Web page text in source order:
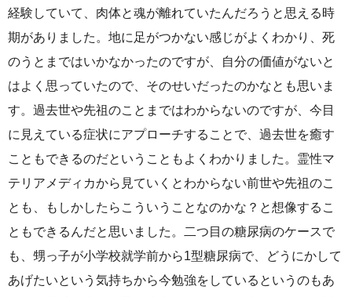
経験していて、肉体と魂が離れていたんだろうと思える時
期がありました。地に足がつかない感じがよくわかり、死
のうとまではいかなかったのですが、自分の価値がないと
はよく思っていたので、そのせいだったのかなとも思いま
す。過去世や先祖のことまではわからないのですが、今目
に見えている症状にアプローチすることで、過去世を癒す
こともできるのだということもよくわかりました。霊性マ
テリアメディカから見ていくとわからない前世や先祖のこ
とも、もしかしたらこういうことなのかな？と想像するこ
ともできるんだと思いました。二つ目の糖尿病のケースで
も、甥っ子が小学校就学前から1型糖尿病で、どうにかして
あげたいという気持ちから今勉強をしているというのもあ